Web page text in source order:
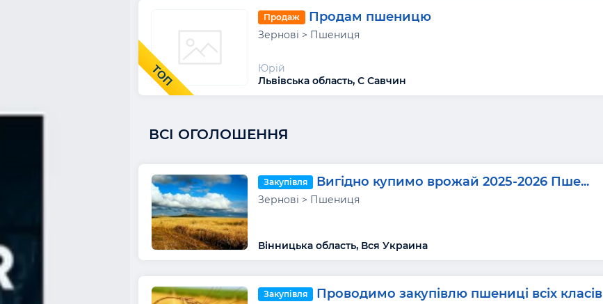
ТОП
Продаж Продам пшеницю
Зернові > Пшениця
Юрій
Львівська область, С Савчин
ВСІ ОГОЛОШЕННЯ
Закупівля Вигідно купимо врожай 2025-2026 Пше...
Зернові > Пшениця
Вінницька область, Вся Украина
Закупівля Проводимо закупівлю пшениці всіх класів